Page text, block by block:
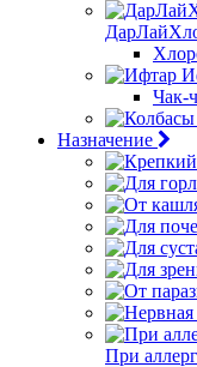
Чак-
Назначение
При